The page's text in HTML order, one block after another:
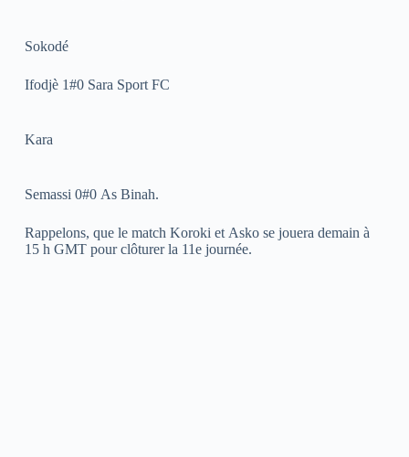
Sokodé
Ifodjè 1#0 Sara Sport FC
Kara
Semassi 0#0 As Binah.
Rappelons, que le match Koroki et Asko se jouera demain à
15 h GMT pour clôturer la 11e journée.